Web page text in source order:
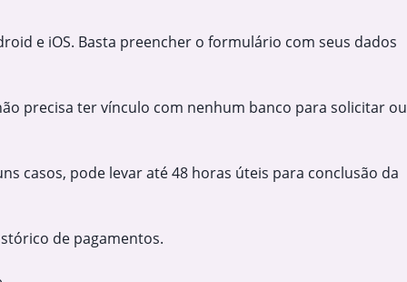
e iOS. Basta preencher o formulário com seus dados
precisa ter vínculo com nenhum banco para solicitar ou
casos, pode levar até 48 horas úteis para conclusão da
de pagamentos.